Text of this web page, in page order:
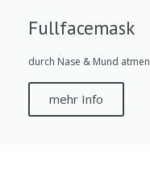
Fullfacemask
durch Nase & Mund atmen
mehr Info